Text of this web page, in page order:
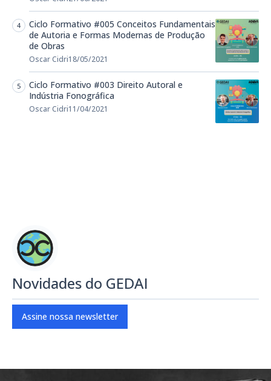
Ciclo Formativo #005 Conceitos Fundamentais
de Autoria e Formas Modernas de Produção
de Obras
Oscar Cidri18/05/2021
Ciclo Formativo #003 Direito Autoral e
Indústria Fonográfica
Oscar Cidri11/04/2021
Novidades do GEDAI
Assine nossa newsletter